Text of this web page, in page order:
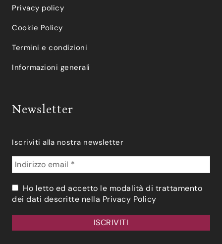
Privacy policy
Cookie Policy
Termini e condizioni
Informazioni generali
Newsletter
Iscriviti alla nostra newsletter
Ho letto ed accetto le modalità di trattamento
dei dati descritte nella Privacy Policy